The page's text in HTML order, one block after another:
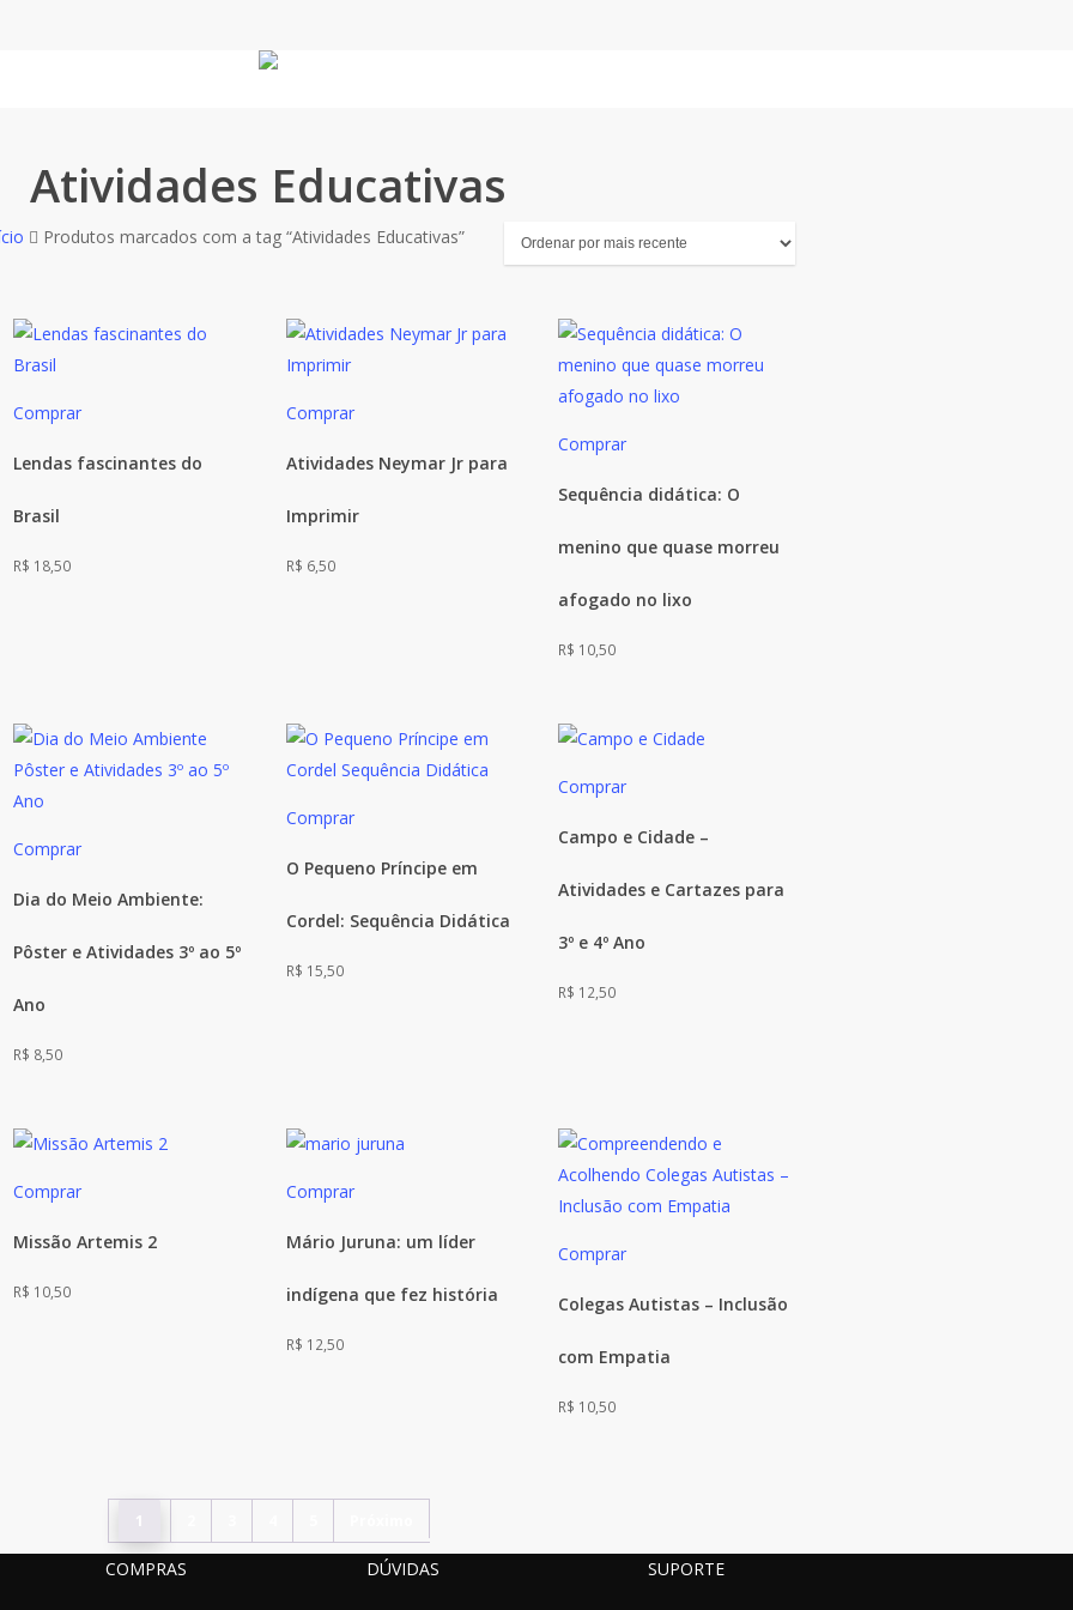
Atividades Educativas
Produtos marcados com a tag “Atividades Educativas”
Comprar
Lendas fascinantes do
Brasil
R$ 18,50
Comprar
Atividades Neymar Jr para
Imprimir
R$ 6,50
Comprar
Sequência didática: O
menino que quase morreu
afogado no lixo
R$ 10,50
Comprar
Dia do Meio Ambiente:
Pôster e Atividades 3º ao 5º
Ano
R$ 8,50
Comprar
O Pequeno Príncipe em
Cordel: Sequência Didática
R$ 15,50
Comprar
Campo e Cidade –
Atividades e Cartazes para
3º e 4º Ano
R$ 12,50
Comprar
Missão Artemis 2
R$ 10,50
Comprar
Mário Juruna: um líder
indígena que fez história
R$ 12,50
Comprar
Colegas Autistas – Inclusão
com Empatia
R$ 10,50
1
COMPRAS DÚVIDAS SUPORTE